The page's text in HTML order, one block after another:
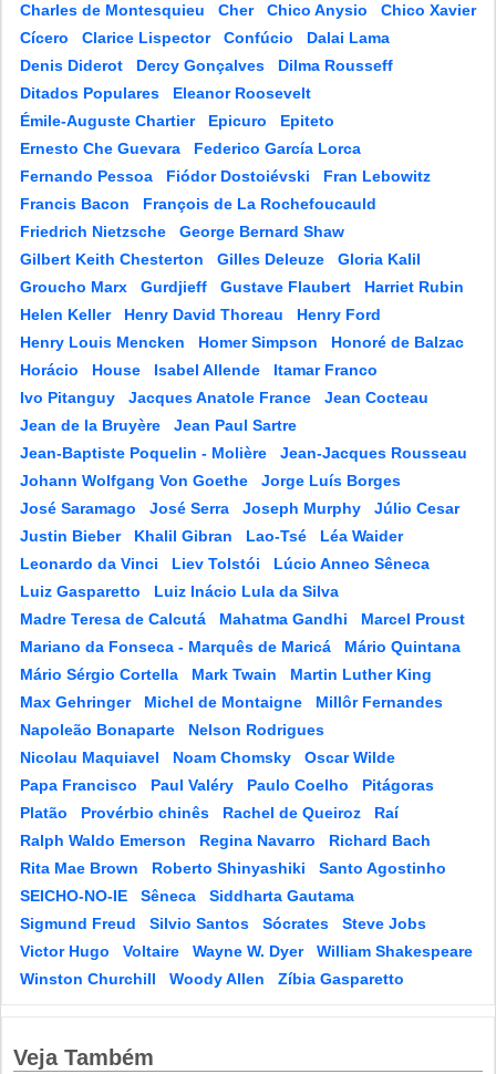
Charles de Montesquieu
Cher Chico Anysio
Chico Xavier
Cícero
Clarice Lispector Confúcio
Dalai Lama
Denis Diderot
Dercy Gonçalves
Dilma Rousseff
Ditados Populares
Eleanor Roosevelt
Émile-Auguste Chartier
Epicuro
Epiteto
Ernesto Che Guevara
Federico García Lorca
Fernando Pessoa
Fiódor Dostoiévski
Fran Lebowitz
Francis Bacon
François de La Rochefoucauld
Friedrich Nietzsche
George Bernard Shaw
Gilbert Keith Chesterton
Gilles Deleuze
Gloria Kalil
Groucho Marx
Gurdjieff Gustave Flaubert
Harriet Rubin
Helen Keller
Henry David Thoreau
Henry Ford
Henry Louis Mencken
Homer Simpson
Honoré de Balzac
Horácio
House Isabel Allende
Itamar Franco
Ivo Pitanguy
Jacques Anatole France
Jean Cocteau
Jean de la Bruyère
Jean Paul Sartre
Jean-Baptiste Poquelin - Molière
Jean-Jacques Rousseau
Johann Wolfgang Von Goethe
Jorge Luís Borges
José Saramago
José Serra Joseph Murphy
Júlio Cesar
Justin Bieber
Khalil Gibran Lao-Tsé
Léa Waider
Leonardo da Vinci
Liev Tolstói
Lúcio Anneo Sêneca
Luiz Gasparetto
Luiz Inácio Lula da Silva
Madre Teresa de Calcutá
Mahatma Gandhi
Marcel Proust
Mariano da Fonseca - Marquês de Maricá
Mário Quintana
Mário Sérgio Cortella
Mark Twain
Martin Luther King
Max Gehringer
Michel de Montaigne
Millôr Fernandes
Napoleão Bonaparte
Nelson Rodrigues
Nicolau Maquiavel
Noam Chomsky
Oscar Wilde
Papa Francisco
Paul Valéry Paulo Coelho
Pitágoras
Platão
Provérbio chinês Rachel de Queiroz
Raí
Ralph Waldo Emerson
Regina Navarro
Richard Bach
Rita Mae Brown
Roberto Shinyashiki
Santo Agostinho
SEICHO-NO-IE
Sêneca
Siddharta Gautama
Sigmund Freud
Silvio Santos Sócrates
Steve Jobs
Victor Hugo
Voltaire Wayne W. Dyer
William Shakespeare
Winston Churchill
Woody Allen Zíbia Gasparetto
Veja Também